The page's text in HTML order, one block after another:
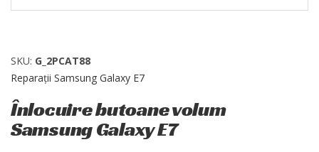
SKU: G_2PCAT88
Reparații Samsung Galaxy E7
Înlocuire butoane volum
Samsung Galaxy E7